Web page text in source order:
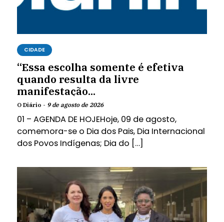
CIDADE
“Essa escolha somente é efetiva
quando resulta da livre
manifestação...
O Diário - 9 de agosto de 2026
01 – AGENDA DE HOJEHoje, 09 de agosto,
comemora-se o Dia dos Pais, Dia Internacional
dos Povos Indígenas; Dia do […]